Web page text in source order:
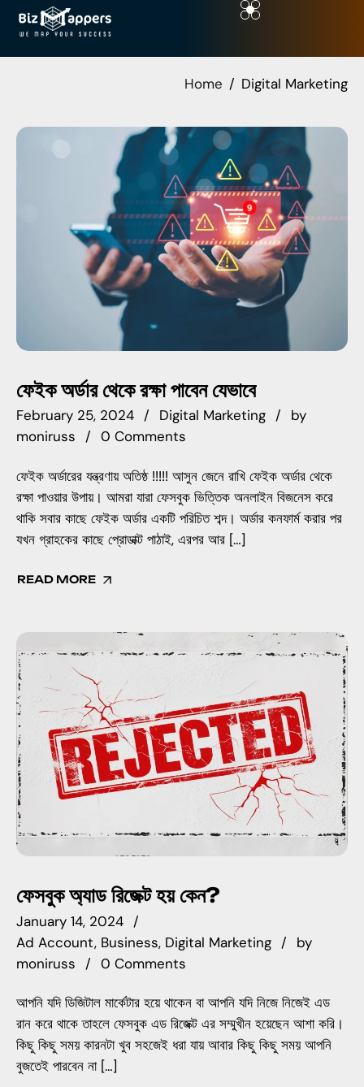
Home Digital Marketing
ফেইক অর্ডার থেকে রক্ষা পাবেন যেভাবে
February 25, 2024 Digital Marketing
by
moniruss
0 Comments
ফেইক অর্ডারের যন্ত্রণায় অতিষ্ঠ !!!!! আসুন জেনে রাখি ফেইক অর্ডার থেকে
রক্ষা পাওয়ার উপায়। আমরা যারা ফেসবুক ভিত্তিক অনলাইন বিজনেস করে
থাকি সবার কাছে ফেইক অর্ডার একটি পরিচিত শব্দ। অর্ডার কনফার্ম করার পর
যখন গ্রাহকের কাছে প্রোডাক্ট পাঠাই, এরপর আর […]
READ MORE
ফেসবুক অ্যাড রিজেক্ট হয় কেন?
January 14, 2024
Ad Account Business Digital Marketing
by
moniruss
0 Comments
আপনি যদি ডিজিটাল মার্কেটার হয়ে থাকেন বা আপনি যদি নিজে নিজেই এড
রান করে থাকে তাহলে ফেসবুক এড রিজেক্ট এর সম্মুখীন হয়েছেন আশা করি।
কিছু কিছু সময় কারনটা খুব সহজেই ধরা যায় আবার কিছু কিছু সময় আপনি
বুজতেই পারবেন না […]